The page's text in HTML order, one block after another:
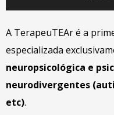
A TerapeuTEAr é a
especializada
neuropsicológica e
neurodivergentes
etc).